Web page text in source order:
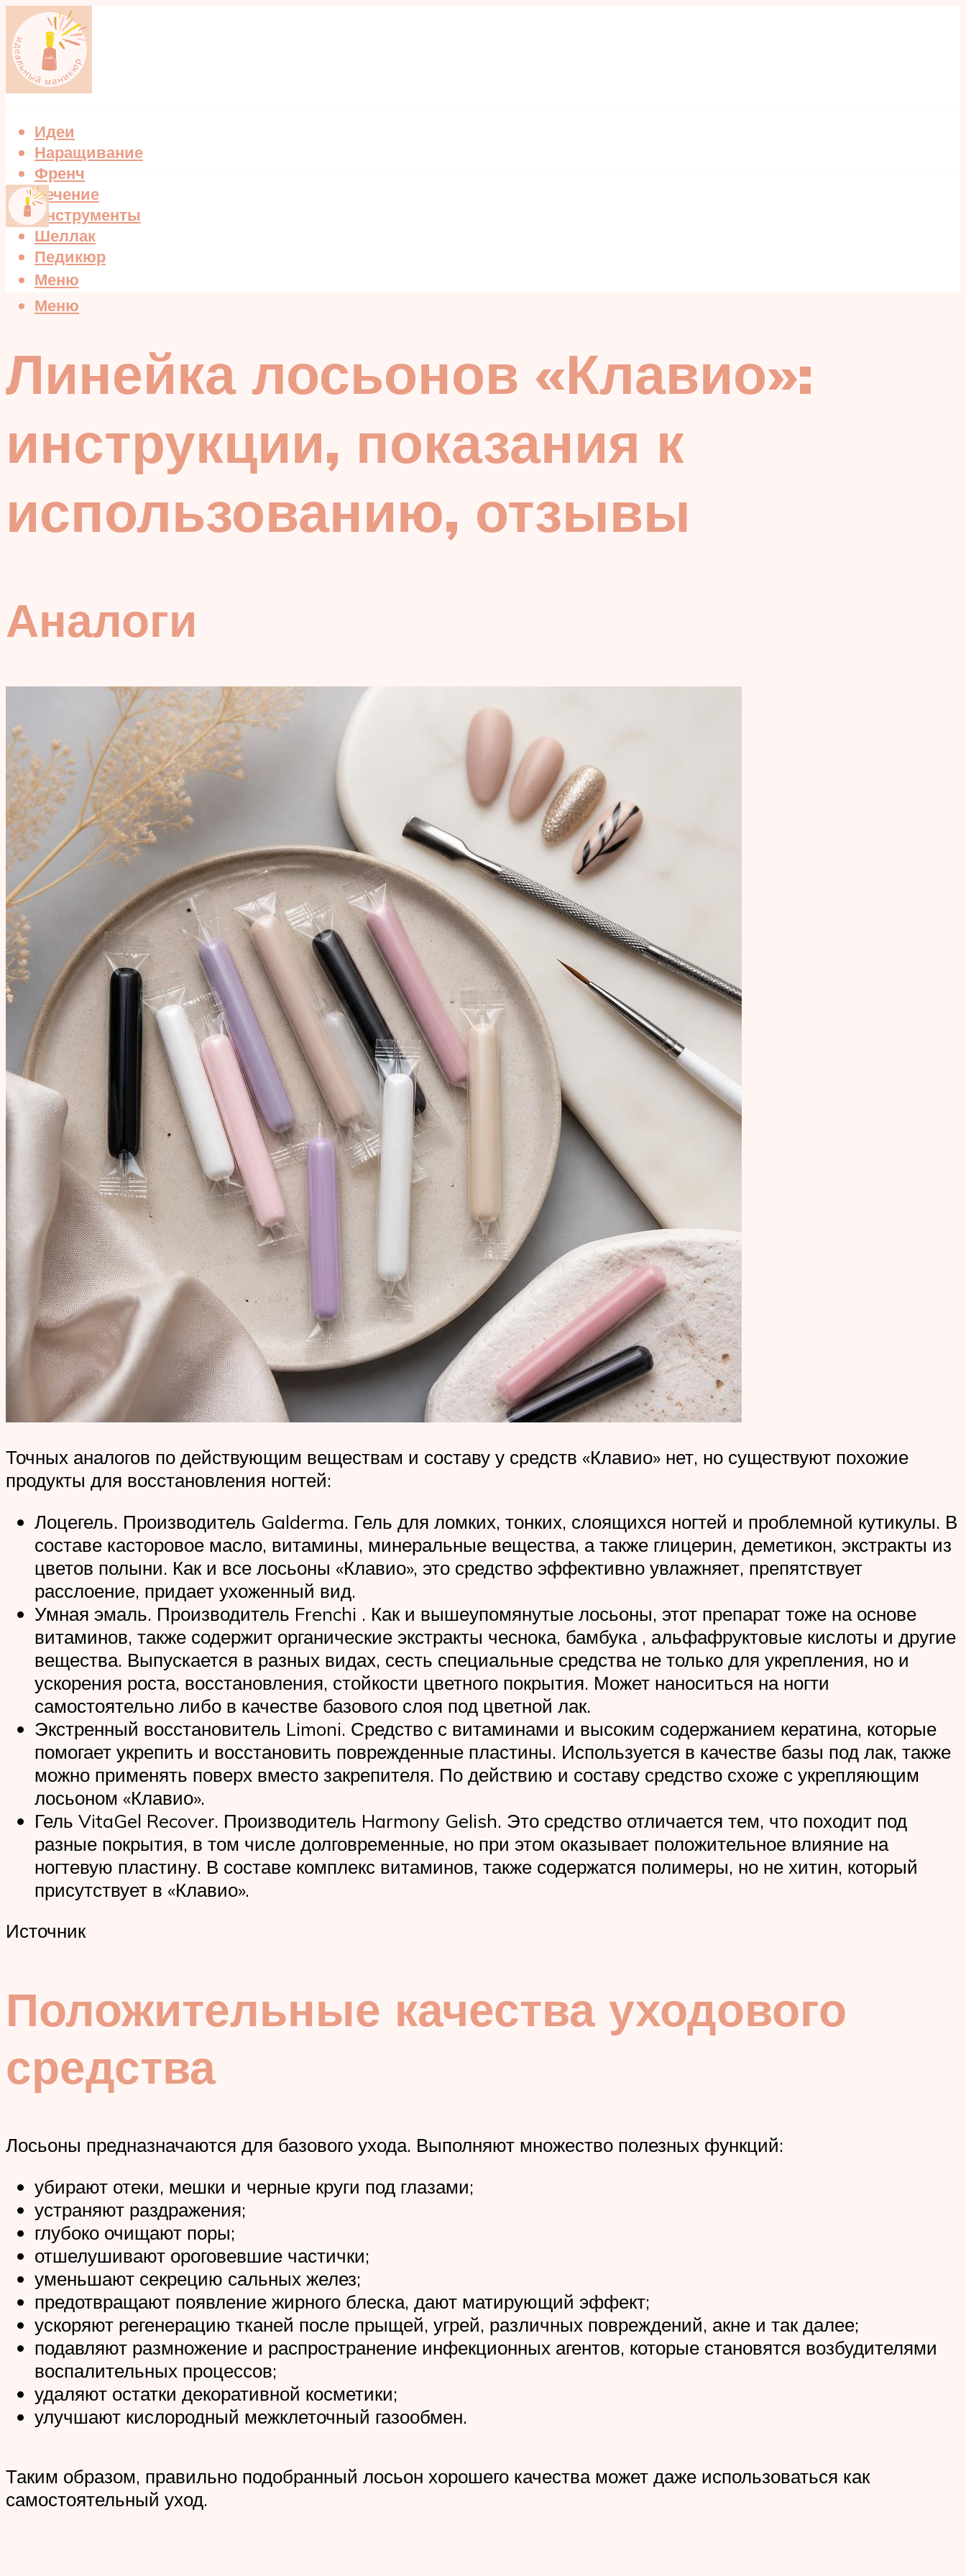
Идеи
Наращивание
Френч
Лечение
Инструменты
Шеллак
Педикюр
Меню
Меню
Линейка лосьонов «Клавио»:
инструкции, показания к
использованию, отзывы
Аналоги
Точных аналогов по действующим веществам и составу у средств «Клавио» нет, но существуют похожие
продукты для восстановления ногтей:
Лоцегель. Производитель Galderma. Гель для ломких, тонких, слоящихся ногтей и проблемной кутикулы. В
составе касторовое масло, витамины, минеральные вещества, а также глицерин, деметикон, экстракты из
цветов полыни. Как и все лосьоны «Клавио», это средство эффективно увлажняет, препятствует
расслоение, придает ухоженный вид.
Умная эмаль. Производитель Frenchi . Как и вышеупомянутые лосьоны, этот препарат тоже на основе
витаминов, также содержит органические экстракты чеснока, бамбука , альфафруктовые кислоты и другие
вещества. Выпускается в разных видах, сесть специальные средства не только для укрепления, но и
ускорения роста, восстановления, стойкости цветного покрытия. Может наноситься на ногти
самостоятельно либо в качестве базового слоя под цветной лак.
Экстренный восстановитель Limoni. Средство с витаминами и высоким содержанием кератина, которые
помогает укрепить и восстановить поврежденные пластины. Используется в качестве базы под лак, также
можно применять поверх вместо закрепителя. По действию и составу средство схоже с укрепляющим
лосьоном «Клавио».
Гель VitaGel Recover. Производитель Harmony Gelish. Это средство отличается тем, что походит под
разные покрытия, в том числе долговременные, но при этом оказывает положительное влияние на
ногтевую пластину. В составе комплекс витаминов, также содержатся полимеры, но не хитин, который
присутствует в «Клавио».
Источник
Положительные качества уходового
средства
Лосьоны предназначаются для базового ухода. Выполняют множество полезных функций:
убирают отеки, мешки и черные круги под глазами;
устраняют раздражения;
глубоко очищают поры;
отшелушивают ороговевшие частички;
уменьшают секрецию сальных желез;
предотвращают появление жирного блеска, дают матирующий эффект;
ускоряют регенерацию тканей после прыщей, угрей, различных повреждений, акне и так далее;
подавляют размножение и распространение инфекционных агентов, которые становятся возбудителями
воспалительных процессов;
удаляют остатки декоративной косметики;
улучшают кислородный межклеточный газообмен.
Таким образом, правильно подобранный лосьон хорошего качества может даже использоваться как
самостоятельный уход.